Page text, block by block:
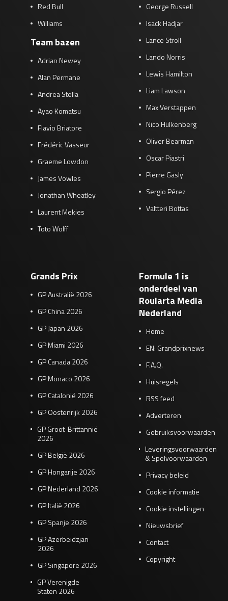
Red Bull
Williams
Team bazen
Adrian Newey
Alan Permane
Andrea Stella
Ayao Komatsu
Flavio Briatore
Frédéric Vasseur
Graeme Lowdon
James Vowles
Jonathan Wheatley
Laurent Mekies
Toto Wolff
George Russell
Isack Hadjar
Lance Stroll
Lando Norris
Lewis Hamilton
Liam Lawson
Max Verstappen
Nico Hülkenberg
Oliver Bearman
Oscar Piastri
Pierre Gasly
Sergio Pérez
Valtteri Bottas
Grands Prix
GP Australië 2026
GP China 2026
GP Japan 2026
GP Miami 2026
GP Canada 2026
GP Monaco 2026
GP Catalonië 2026
GP Oostenrijk 2026
GP Groot-Brittannië
2026
GP België 2026
GP Hongarije 2026
GP Nederland 2026
GP Italië 2026
GP Spanje 2026
GP Azerbeidzjan
2026
GP Singapore 2026
GP Verenigde
Staten 2026
Formule 1 is
onderdeel van
Roularta Media
Nederland
Home
EN: Grandprixnews
F.A.Q.
Huisregels
RSS feed
Adverteren
Gebruiksvoorwaarden
Leveringsvoorwaarden
& Spelvoorwaarden
Privacy beleid
Cookie informatie
Cookie instellingen
Nieuwsbrief
Contact
Copyright